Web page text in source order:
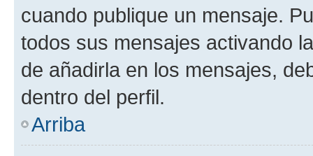
cuando publique un mensaje.
todos sus mensajes activando
de añadirla en los mensajes,
dentro del perfil.
Arriba